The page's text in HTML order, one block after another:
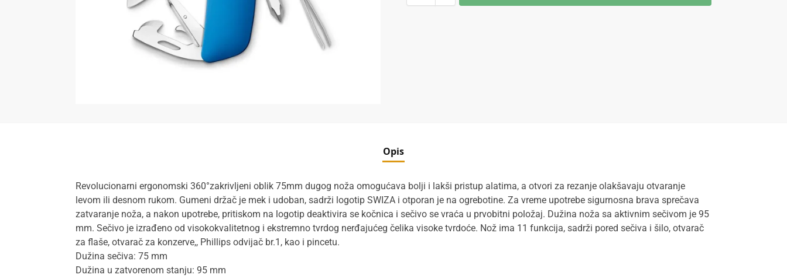
Opis
Revolucionarni ergonomski 360°zakrivljeni oblik 75mm dugog noža omogućava bolji i lakši pristup alatima, a otvori za rezanje olakšavaju otvaranje
levom ili desnom rukom. Gumeni držač je mek i udoban, sadrži logotip SWIZA i otporan je na ogrebotine. Za vreme upotrebe sigurnosna brava sprečava
zatvaranje noža, a nakon upotrebe, pritiskom na logotip deaktivira se kočnica i sečivo se vraća u prvobitni položaj. Dužina noža sa aktivnim sečivom je 95
mm. Sečivo je izrađeno od visokokvalitetnog i ekstremno tvrdog nerđajućeg čelika visoke tvrdoće. Nož ima 11 funkcija, sadrži pored sečiva i šilo, otvarač
za flaše, otvarač za konzerve,, Phillips odvijač br.1, kao i pincetu.
Dužina sečiva: 75 mm
Dužina u zatvorenom stanju: 95 mm